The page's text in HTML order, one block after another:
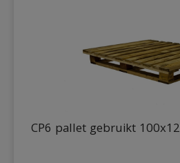
CP6 pallet gebruikt